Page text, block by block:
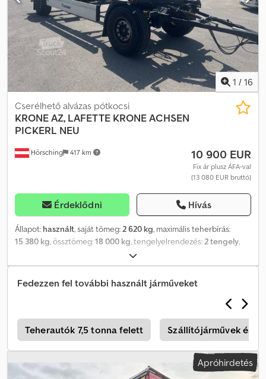
1 / 16
Hörsching 417 km
Cserélhető alvázas pótkocsi
KRONEAZ, LAFETTE KRONE ACHSEN
PICKERL NEU
10 900 EUR
Fix ár plusz ÁFA-val
(13 080 EUR bruttó)
Érdeklődni Hívás
Állapot: használt, saját tömeg:2 620 kg, maximális teherbírás:
15 380 kg, össztömeg:18 000 kg, tengelyelrendezés:2 tengely,
07/2023
07/2027, felfüggesztés:levegő, abroncs méret:385/65/R22.5,
Felszereltség: ABS
, Krone AZ alváz | BPW tengelyek
tárcsafékekkel | Pótkeréktartó | Gumik 385/65/R22.5 | Tévedés,
beviteli hiba és előzetes eladás jogát fenntartjuk. Dedpezquwvsfx
Aifjkr
Fedezzen fel további használt járműveket
Teherautók 7,5 tonna felett Szállítójárművek és
Apróhirdetés